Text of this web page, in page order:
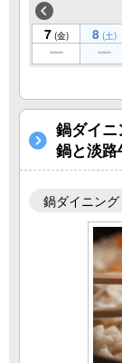
7 (金) 8 (土)
鍋ダイニ
鍋と淡路
鍋ダイニン